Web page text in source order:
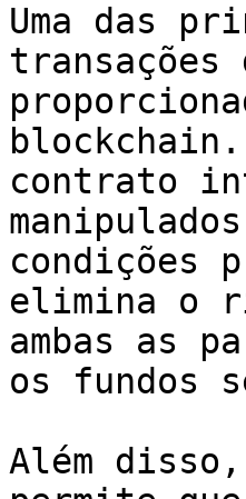
Uma das
transações
contrato
condições
elimina o
ambas as
os fundos
Além